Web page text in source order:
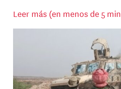
Leer más (en menos de 5